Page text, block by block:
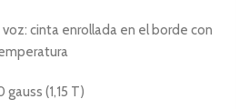
cinta enrollada en el borde con
(1,15 T)